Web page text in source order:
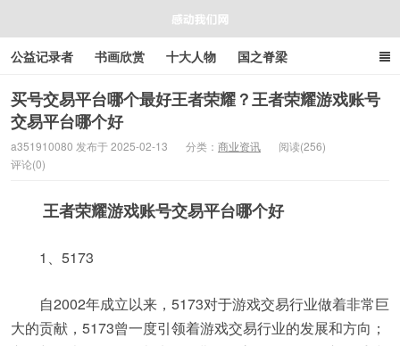
感动我们网
公益记录者 书画欣赏 十大人物 国之脊梁
好人好事 感人资讯 商业资讯 在线工具箱
买号交易平台哪个最好王者荣耀？王者荣耀游戏账号
交易平台哪个好
a351910080 发布于 2025-02-13 分类： 商业资讯
阅读(256)
评论(0)
王者荣耀游戏账号交易平台哪个好
1、5173
自2002年成立以来，5173对于游戏交易行业做着非常巨
大的贡献，5173曾一度引领着游戏交易行业的发展和方向；